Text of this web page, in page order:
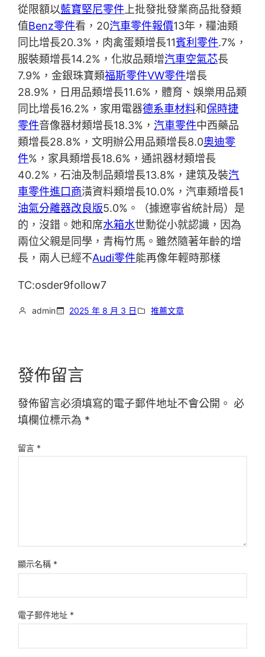
從限額以藍寶堅尼零件上批發批發業商品批發類
值Benz零件看，20汽車零件報價13年，糧油類
同比增長20.3%，肉禽蛋類增長11賓利零件.7%，
服裝類增長14.2%，化妝品類增汽車空氣芯長
7.9%，金銀珠寶類福斯零件VW零件增長
28.9%，日用品類增長11.6%，體育、娛樂用品類
同比增長16.2%，家用電器德系車材料和保時捷
零件音像器材類增長18.3%，汽車零件中西藥品
類增長28.8%，文明辦公用品類增長8.0奧迪零
件%，家具類增長18.6%，通訊器材類增長
40.2%，石油及制品類增長13.8%，建筑及裝汽
車零件進口商潢資料類增長10.0%，汽車類增長1
油氣分離器改良版5.0%。（據遼寧省統計局）是
的，沒錯。她和席水箱水世勳從小就認識，因為
兩位父親是同學，青梅竹馬。雖然隨著年齡的增
長，兩人已經不Audi零件能再像年輕時那樣
TC:osder9follow7
admin 2025 年 8 月 3 日 推薦文章
發佈留言
發佈留言必須填寫的電子郵件地址不會公開。 必
填欄位標示為 *
留言 *
顯示名稱 *
電子郵件地址 *